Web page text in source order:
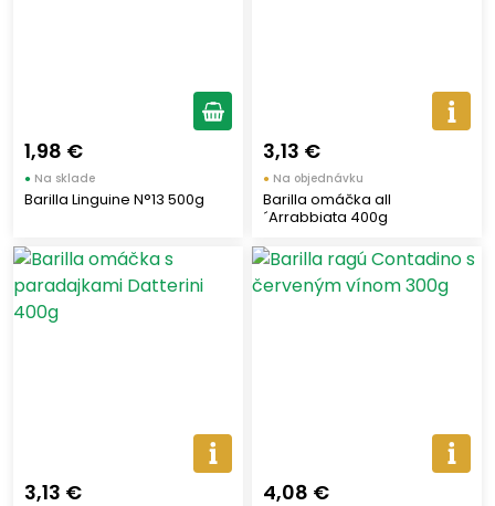
1,98 €
● Na sklade
Barilla Linguine N°13 500g
3,13 €
● Na objednávku
Barilla omáčka all
´Arrabbiata 400g
3,13 € 4,08 €